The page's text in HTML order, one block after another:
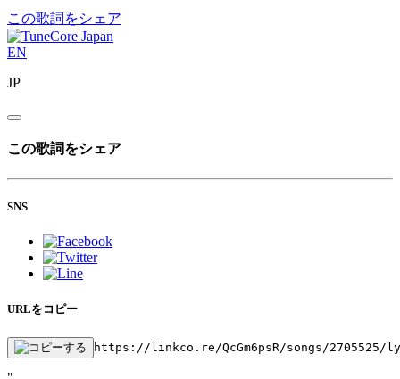
この歌詞をシェア
EN
JP
この歌詞をシェア
SNS
URLをコピー
https://linkco.re/QcGm6psR/songs/2705525/